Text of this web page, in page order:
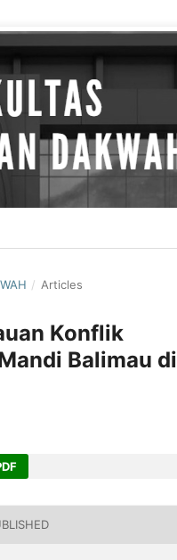
/ Articles
Konflik
Balimau di